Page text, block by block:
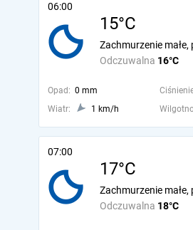
06:00
15°C
Odczuwalna 16°C
Zachmurzenie małe,
Opad: 0 mm
Wiatr:
1 km/h
07:00
17°C
Odczuwalna 18°C
Zachmurzenie małe,